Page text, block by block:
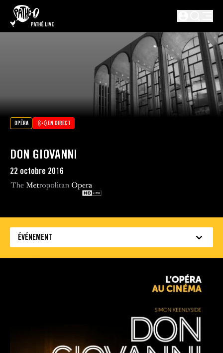
PASSER AU CONTENU PRINCIPAL
OPÉRA EN DIRECT
DON GIOVANNI
22 octobre 2016
ÉVÉNEMENT